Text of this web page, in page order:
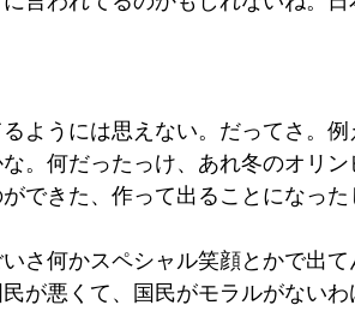
ようには思えない。だってさ。
。何だったっけ、あれ冬のオリ
できた、作って出ることになった
さ何かスペシャル笑顔とかで出
が悪くて、国民がモラルがないわ